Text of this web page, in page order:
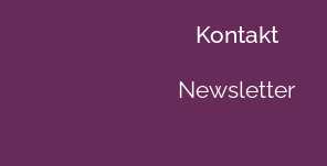
Kontakt
Newsletter